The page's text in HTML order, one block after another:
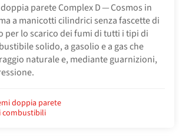
parete Complex D — Cosmos in
a manicotti cilindrici senza fascette di
per lo scarico dei fumi di tutti i tipi di
solido, a gasolio e a gas che
naturale e, mediante guarnizioni,
doppia parete
combustibili